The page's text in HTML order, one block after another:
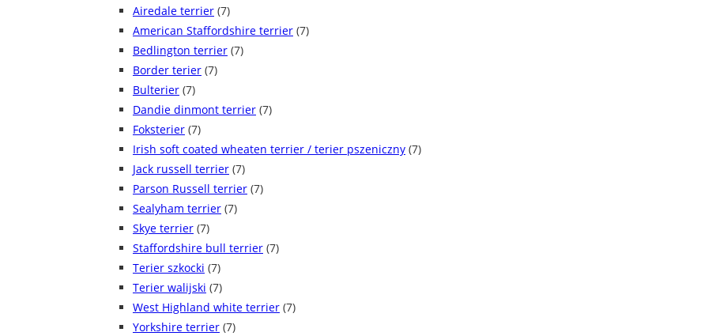
Airedale terrier (7)
American Staffordshire terrier (7)
Bedlington terrier (7)
Border terier (7)
Bulterier (7)
Dandie dinmont terrier (7)
Foksterier (7)
Irish soft coated wheaten terrier / terier pszeniczny (7)
Jack russell terrier (7)
Parson Russell terrier (7)
Sealyham terrier (7)
Skye terrier (7)
Staffordshire bull terrier (7)
Terier szkocki (7)
Terier walijski (7)
West Highland white terrier (7)
Yorkshire terrier (7)